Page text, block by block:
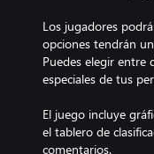
Los jugadores
opciones tendrán
Puedes elegir entre
especiales de tus
El juego incluye
el tablero de
comentarios.